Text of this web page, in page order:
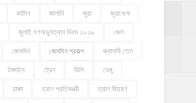
জামিন জালানি জুয়া জুয়াখেলা
জুলাই গণঅভ্যুত্থান দিবস ২০২৬ জেল
জেসমিন জেসমিন প্রকল্প জ্বালানী তেল
টাঙ্গাইল ট্রেন ডিসি ডেঙ্গু
ঢাকা ত্রাণ প্রতিমন্ত্রী ত্রাণ বিতরণ